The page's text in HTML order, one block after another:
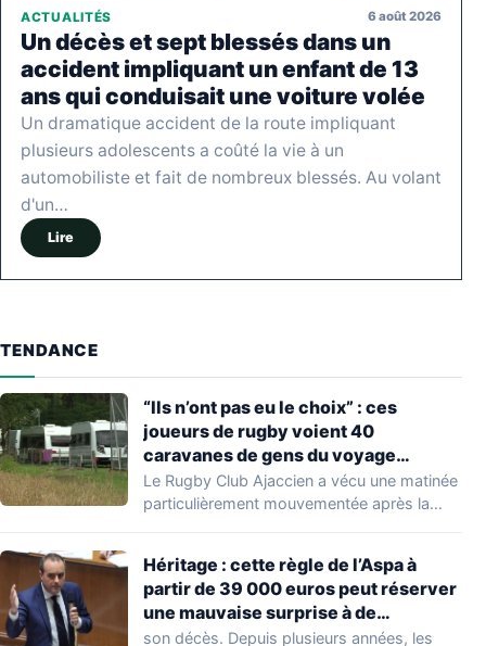
ACTUALITÉS 6 août 2026
Un décès et sept blessés dans un
accident impliquant un enfant de 13
ans qui conduisait une voiture volée
Un dramatique accident de la route impliquant
plusieurs adolescents a coûté la vie à un
automobiliste et fait de nombreux blessés. Au volant
d'un…
Lire
TENDANCE
“Ils n’ont pas eu le choix” : ces
joueurs de rugby voient 40
caravanes de gens du voyage
s’installer dans leur stade, ils les
délogent en moins d’1 heure
Le Rugby Club Ajaccien a vécu une matinée
particulièrement mouvementée après la
Héritage : cette règle de l’Aspa à
partir de 39 000 euros peut réserver
une mauvaise surprise à de
nombreuses familles
son décès. Depuis plusieurs années, les